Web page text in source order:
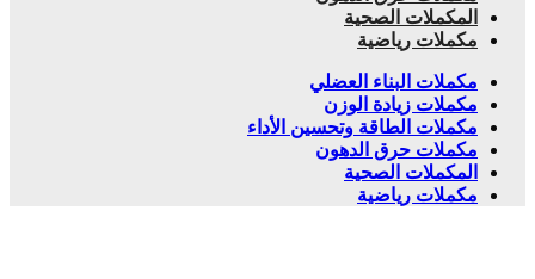
المكملات الصحية
مكملات رياضية
مكملات البناء العضلي
مكملات زيادة الوزن
مكملات الطاقة وتحسين الأداء
مكملات حرق الدهون
المكملات الصحية
مكملات رياضية